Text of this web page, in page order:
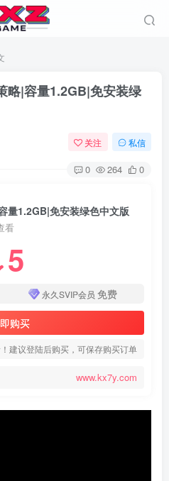
略|容量1.2GB|免安装绿
关注 私信
0 264 0
量1.2GB|免安装绿色中文版
看
5
永久SVIP会员 免费
购买
建议登陆后购买，可保存购买订单
www.kx7y.com